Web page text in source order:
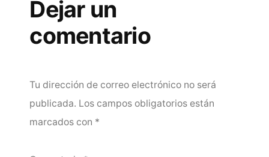
Dejar un
comentario
Tu dirección de correo electrónico no será
publicada. Los campos obligatorios están
marcados con *